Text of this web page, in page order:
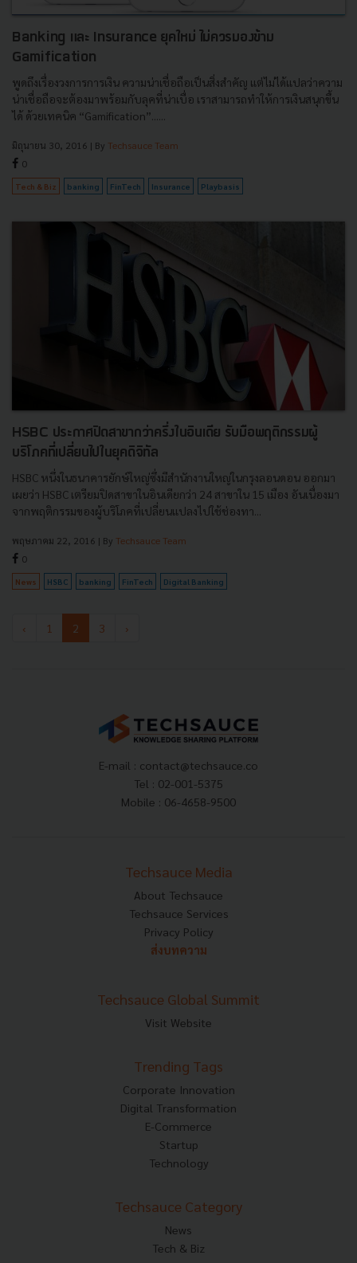
Banking และ Insurance ยุคใหม่ ไม่ควรมองข้าม
Gamification
พูดถึงเรื่องวงการการเงิน ความน่าเชื่อถือเป็นสิ่งสำคัญ แต่ไม่ได้แปลว่าความ
น่าเชื่อถือจะต้องมาพร้อมกับลุคที่น่าเบื่อ เราสามารถทำให้การเงินสนุกขึ้น
ได้ ด้วยเทคนิค “Gamification”......
มิถุนายน 30, 2016 | By Techsauce Team
0
Tech & Biz banking FinTech Insurance Playbasis
HSBC ประกาศปิดสาขากว่าครึ่งในอินเดีย รับมือพฤติกรรมผู้
บริโภคที่เปลี่ยนไปในยุคดิจิทัล
HSBC หนึ่งในธนาคารยักษ์ใหญ่ซึ่งมีสำนักงานใหญ่ในกรุงลอนดอน ออกมา
เผยว่า HSBC เตรียมปิดสาขาในอินเดียกว่า 24 สาขาใน 15 เมือง อันเนื่องมา
จากพฤติกรรมของผู้บริโภคที่เปลี่ยนแปลงไปใช้ช่องทา...
พฤษภาคม 22, 2016 | By Techsauce Team
0
News HSBC banking FinTech Digital Banking
‹ 1 2 3 ›
E-mail : contact@techsauce.co
Tel : 02-001-5375
Mobile : 06-4658-9500
Techsauce Media
About Techsauce
Techsauce Services
Privacy Policy
ส่งบทความ
Techsauce Global Summit
Visit Website
Trending Tags
Corporate Innovation
Digital Transformation
E-Commerce
Startup
Technology
Techsauce Category
News
Tech & Biz